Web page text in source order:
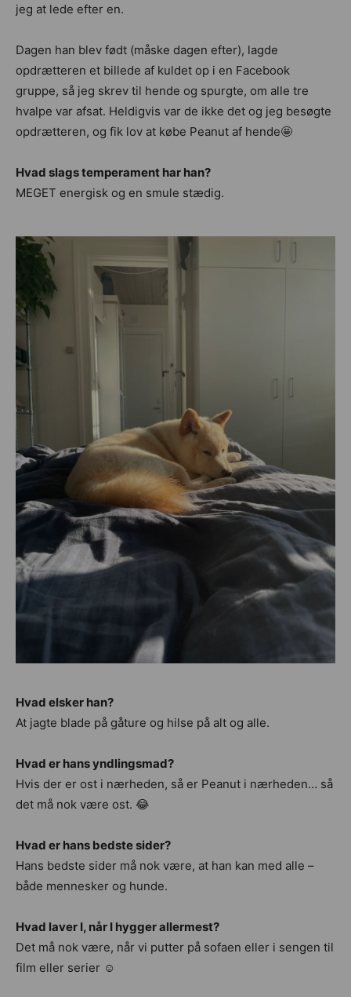
jeg at lede efter en.
Dagen han blev født (måske dagen efter), lagde
opdrætteren et billede af kuldet op i en Facebook
gruppe, så jeg skrev til hende og spurgte, om alle tre
hvalpe var afsat. Heldigvis var de ikke det og jeg besøgte
opdrætteren, og fik lov at købe Peanut af hende🤩
Hvad slags temperament har han?
MEGET energisk og en smule stædig.
Hvad elsker han?
At jagte blade på gåture og hilse på alt og alle.
Hvad er hans yndlingsmad?
Hvis der er ost i nærheden, så er Peanut i nærheden… så
det må nok være ost. 😂
Hvad er hans bedste sider?
Hans bedste sider må nok være, at han kan med alle –
både mennesker og hunde.
Hvad laver I, når I hygger allermest?
Det må nok være, når vi putter på sofaen eller i sengen til
film eller serier ☺️